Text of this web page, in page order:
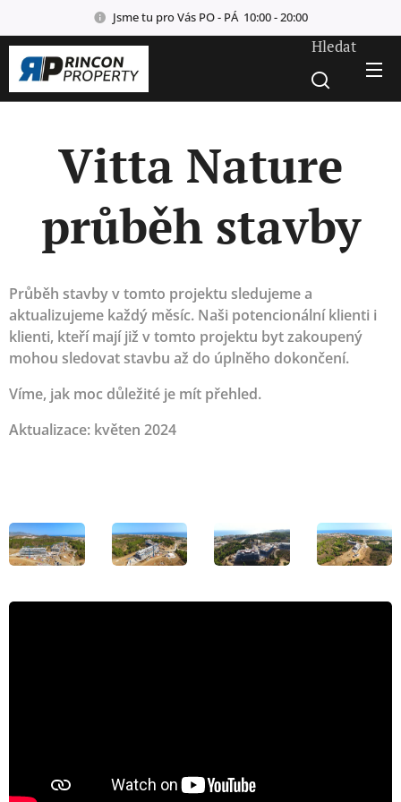
Jsme tu pro Vás PO - PÁ 10:00 - 20:00
Hledat
Vitta Nature
průběh stavby
Průběh stavby v tomto projektu sledujeme a
aktualizujeme každý měsíc. Naši potencionální klienti i
klienti, kteří mají již v tomto projektu byt zakoupený
mohou sledovat stavbu až do úplněho dokončení.
Víme, jak moc důležité je mít přehled.
Aktualizace: květen 2024